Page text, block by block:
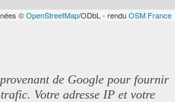
©OpenStreetMap/ODbL - renduOSM France
de Google pour fournir
Votre adresse IP et votre